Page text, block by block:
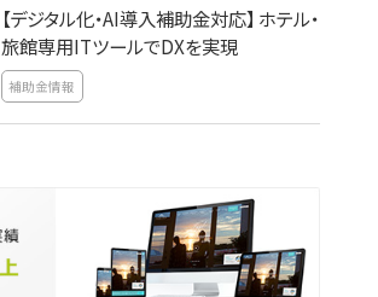
【デジタル化・AI導入補助金対応】 ホテル・
旅館専用ITツールでDXを実現
補助金情報